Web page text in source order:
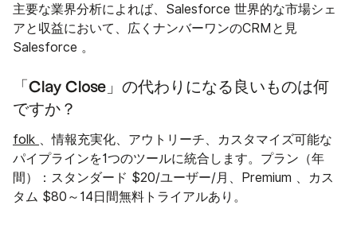
主要な業界分析によれば、Salesforce 世界的な市場シェ
アと収益において、広くナンバーワンのCRMと見
Salesforce 。
「Clay Close」の代わりになる良いものは何
ですか？
folk 、情報充実化、アウトリーチ、カスタマイズ可能な
パイプラインを1つのツールに統合します。プラン（年
間）：スタンダード $20/ユーザー/月、Premium 、カス
タム $80～14日間無料トライアルあり。